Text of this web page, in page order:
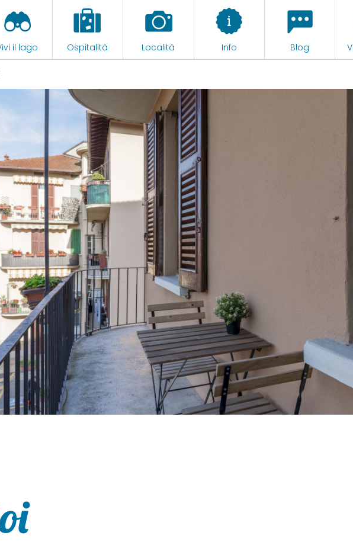
il lago Ospitalità Località Info Blog